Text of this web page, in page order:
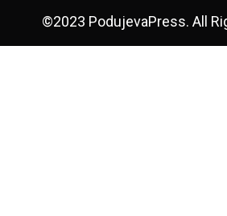
©2023 PodujevaPress. All